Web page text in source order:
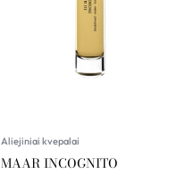
Aliejiniai kvepalai
MAAR INCOGNITO